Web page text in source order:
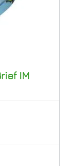
IM